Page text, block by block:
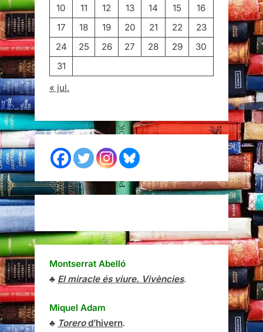
10 11 12 13 14 15
16
17
18 19 20 21 22
23
24
25 26 27 28 29
30
31
« jul.
Montserrat Abelló
♣ El miracle és viure. Vivències.
Miquel Adam
♣ Torerod’hivern.